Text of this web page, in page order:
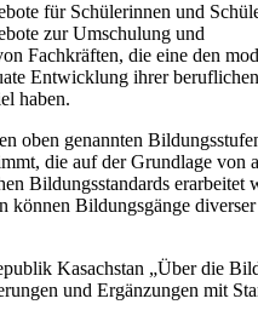
für Schülerinnen und
zur Umschulung und
Fachkräften, die eine den
Entwicklung ihrer beruflichen
haben.
oben genannten
die auf der Grundlage von
Bildungsstandards erarbeitet
können Bildungsgänge
Kasachstan „Über die
und Ergänzungen mit